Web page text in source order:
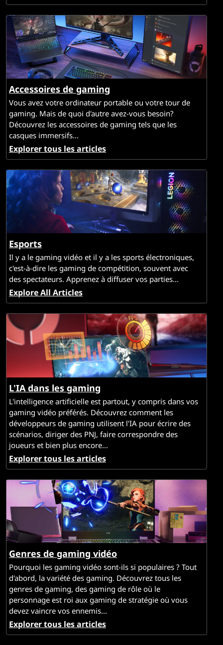
s
g
a
m
n
g
Accessoires de gaming
Vous avez votre ordinateur portable ou votre tour de
gaming. Mais de quoi d'autre avez-vous besoin?
Découvrez les accessoires de gaming tels que les
casques immersifs...
Explorer tous les articles
Esports
Il y a le gaming vidéo et il y a les sports électroniques,
c'est-à-dire les gaming de compétition, souvent avec
des spectateurs. Apprenez à diffuser vos parties...
Explore All Articles
L'IA dans les gaming
L'intelligence artificielle est partout, y compris dans vos
gaming vidéo préférés. Découvrez comment les
développeurs de gaming utilisent l'IA pour écrire des
scénarios, diriger des PNJ, faire correspondre des
joueurs et bien plus encore...
Explorer tous les articles
Genres de gaming vidéo
Pourquoi les gaming vidéo sont-ils si populaires ? Tout
d'abord, la variété des gaming. Découvrez tous les
genres de gaming, des gaming de rôle où le
personnage est roi aux gaming de stratégie où vous
devez vaincre vos ennemis...
Explorer tous les articles